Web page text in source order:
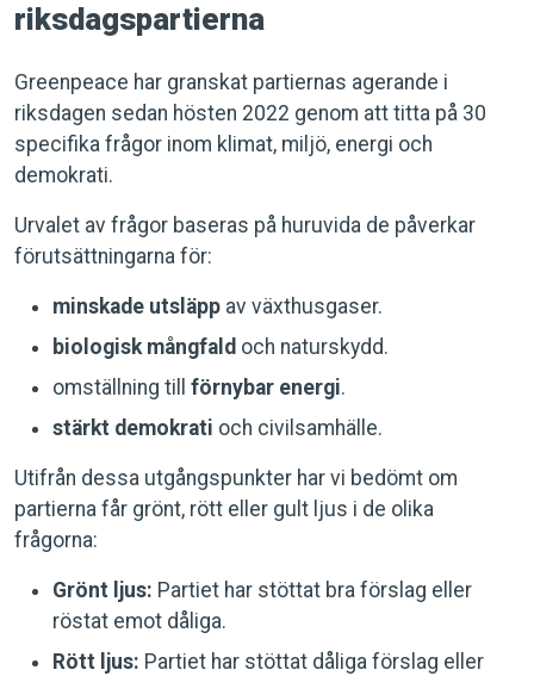
riksdagspartierna
Greenpeace har granskat partiernas agerande i
riksdagen sedan hösten 2022 genom att titta på 30
specifika frågor inom klimat, miljö, energi och
demokrati.
Urvalet av frågor baseras på huruvida de påverkar
förutsättningarna för:
minskade utsläpp av växthusgaser.
biologisk mångfald och naturskydd.
omställning till förnybar energi.
stärkt demokrati och civilsamhälle.
Utifrån dessa utgångspunkter har vi bedömt om
partierna får grönt, rött eller gult ljus i de olika
frågorna:
Grönt ljus: Partiet har stöttat bra förslag eller
röstat emot dåliga.
Rött ljus: Partiet har stöttat dåliga förslag eller